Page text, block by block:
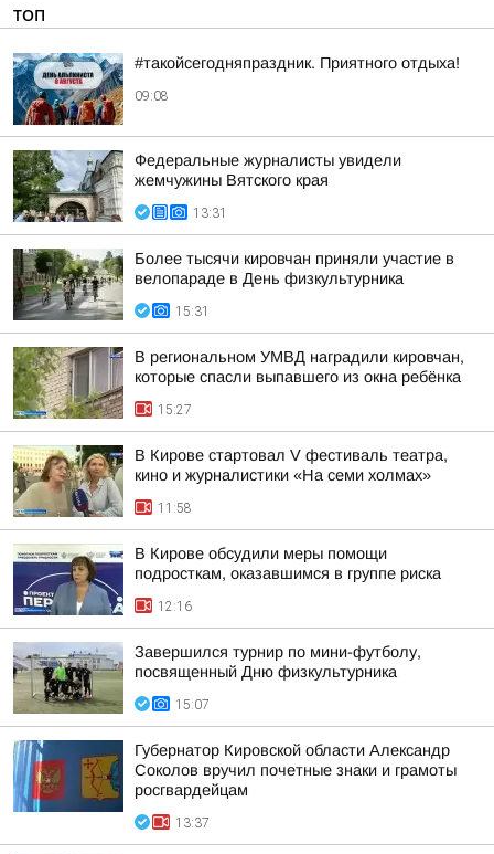
ТОП
#такойсегодняпраздник. Приятного отдыха!
09:08
Федеральные журналисты увидели
жемчужины Вятского края
13:31
Более тысячи кировчан приняли участие в
велопараде в День физкультурника
15:31
В региональном УМВД наградили кировчан,
которые спасли выпавшего из окна ребёнка
15:27
В Кирове стартовал V фестиваль театра,
кино и журналистики «На семи холмах»
11:58
В Кирове обсудили меры помощи
подросткам, оказавшимся в группе риска
12:16
Завершился турнир по мини-футболу,
посвященный Дню физкультурника
15:07
Губернатор Кировской области Александр
Соколов вручил почетные знаки и грамоты
росгвардейцам
13:37